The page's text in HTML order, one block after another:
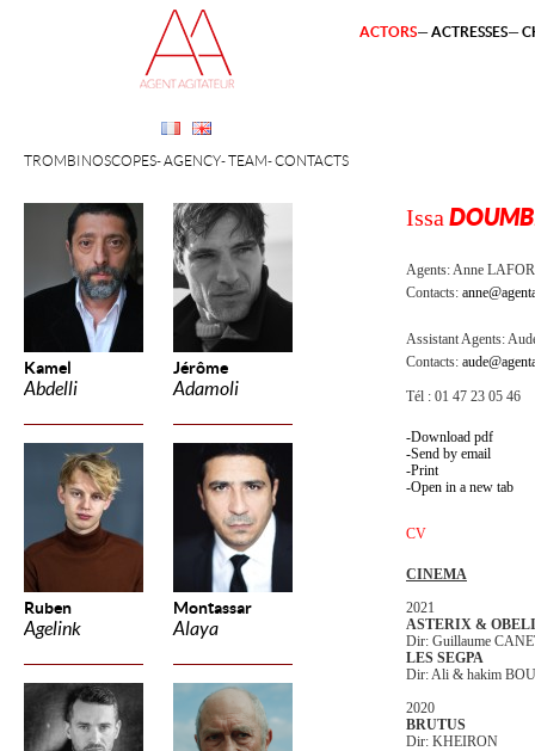
Kamel
Abdelli
Jérôme
Adamoli
Ruben
Agelink
Montassar
Alaya
TROMBINOSCOPES AGENCY TEAM CONTACTS
ACTORS ACTRESSES
Issa
Agents:Anne
Contacts:
Assistant Agents:
Contacts:
Tél : 01 47 23 05 46
Download pdf
Send by email
Print
Open in a new tab
CV
CINEMA
2021
ASTERIX &
Dir: Guillaume
LES SEGPA
Dir: Ali & hakim
2020
BRUTUS
Dir: KHEIRON